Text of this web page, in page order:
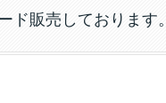
ド販売しております。